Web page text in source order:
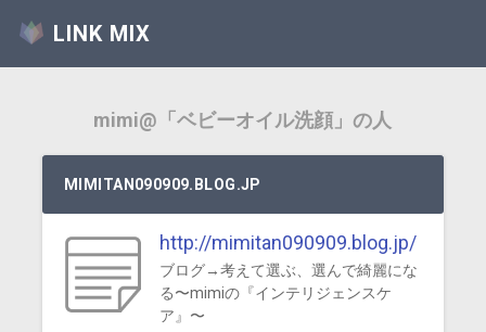
LINK MIX
mimi@「ベビーオイル洗顔」の人
MIMITAN090909.BLOG.JP
http://mimitan090909.blog.jp/
ブログ→考えて選ぶ、選んで綺麗にな
る〜mimiの『インテリジェンスケ
ア』〜